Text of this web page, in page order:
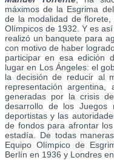
máximos de la Esgrima
de la modalidad de
Olímpicos de 1932. Y es
realizó un banquete para
con motivo de haber
participar en esa edición
lugar en Los Ángeles: el
la decisión de reducir al
representación argentina,
generadas por la crisis
desarrollo de los Juegos
deportistas y las
de fondos para afrontar
estadía. De todas
Equipo Olímpico de
Berlín en 1936 y Londres en